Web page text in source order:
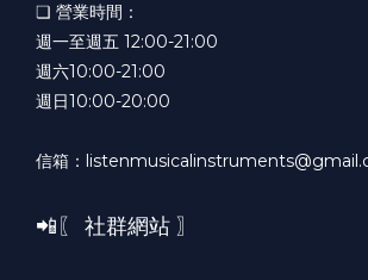
❏ 營業時間：
週一至週五 12:00-21:00
週六10:00-21:00
週日10:00-20:00
信箱：
📲〖 社群網站 〗